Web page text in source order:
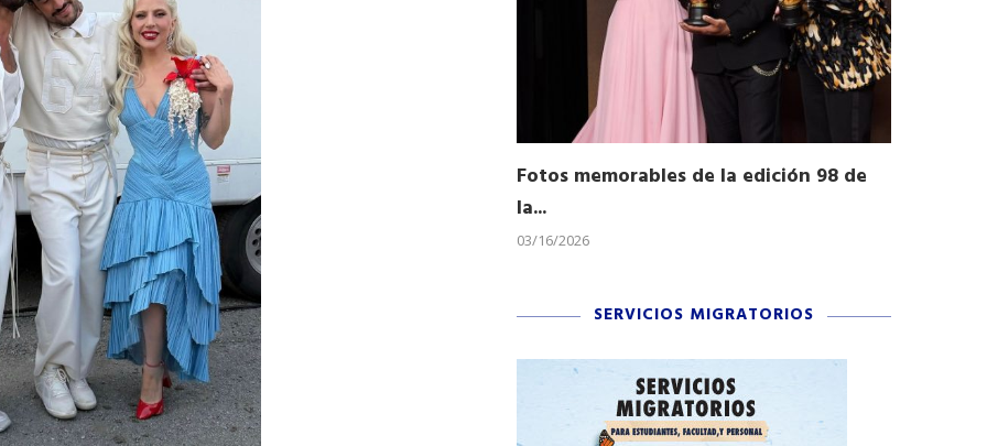
recorren Cuchicheos del Latin Grammy 2024
11/20/2024
Fotos memorables de la edición 98 de
la...
03/16/2026
SERVICIOS MIGRATORIOS